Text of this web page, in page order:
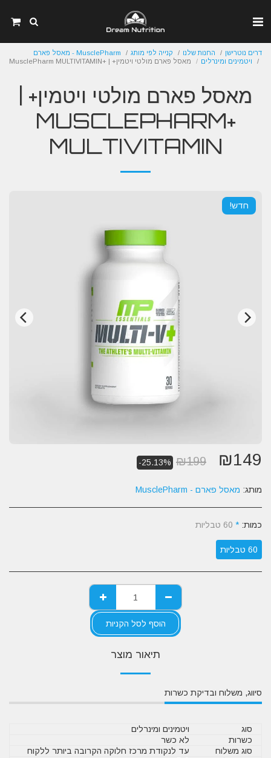
דרים נוטרישן החנות שלנו קנייה לפי מותג
MusclePharm - מאסל פארם
ויטמינים ומינרלים
מאסל פארם מולטי ויטמין+ | +MusclePharm MULTIVITAMIN
מאסל פארם מולטי ויטמין+ |
+MUSCLEPHARM
MULTIVITAMIN
חדש!
₪149
₪199
-25.13%
מותג: מאסל פארם - MusclePharm
כמות: * 60 טבליות
60 טבליות
הוסף לסל הקניות
תיאור מוצר
סיווג, משלוח ובדיקת כשרות
סוג
ויטמינים ומינרלים
כשרות
לא כשר
סוג משלוח
עד לנקודת מרכז חלוקה הקרובה ביותר ללקוח